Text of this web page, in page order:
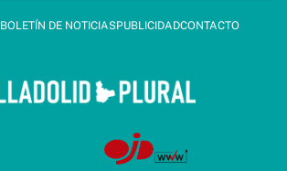
BOLETÍN DE NOTICIASPUBLICIDADCONTACTO